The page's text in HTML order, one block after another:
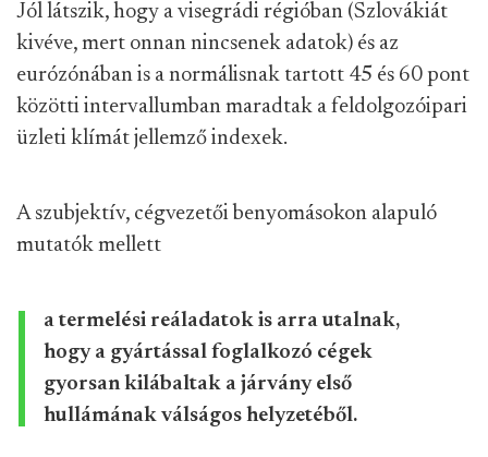
Jól látszik, hogy a visegrádi régióban (Szlovákiát
kivéve, mert onnan nincsenek adatok) és az
eurózónában is a normálisnak tartott 45 és 60 pont
közötti intervallumban maradtak a feldolgozóipari
üzleti klímát jellemző indexek.
A szubjektív, cégvezetői benyomásokon alapuló
mutatók mellett
a termelési reáladatok is arra utalnak,
hogy a gyártással foglalkozó cégek
gyorsan kilábaltak a járvány első
hullámának válságos helyzetéből.